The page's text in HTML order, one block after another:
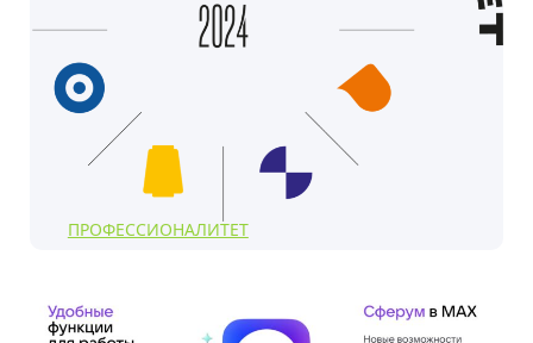
ПРОФЕССИОНАЛИТЕТ